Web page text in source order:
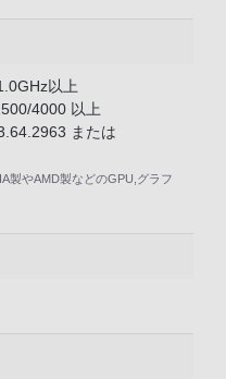
以上
4000 以上
または
製やAMD製などのGPU,グラフ